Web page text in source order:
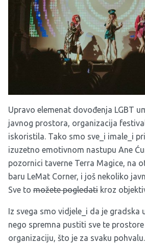
Upravo elemenat dovođenja LGBT
javnog prostora, organizacija
iskoristila. Tako smo sve_i imale_i
izuzetno emotivnom nastupu Ane
pozornici taverne Terra Magice, na
baru LeMat Corner, i još nekoliko
Sve to možete pogledati kroz
Iz svega smo vidjele_i da je gradska
nego spremna pustiti sve te prostore
organizaciju, što je za svaku